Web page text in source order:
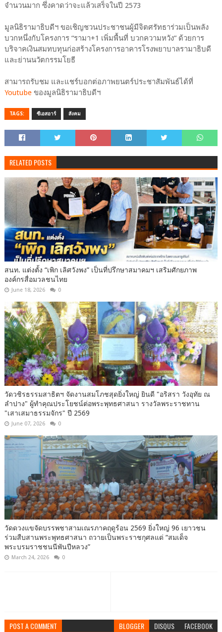
จำนวนมาก ซึ่งคาดว่าจะแล้วเสร็จในปี 2573
มูลนิธิรามาธิบดีฯ ขอเชิญชวนประชาชนผู้มีจิตศรัทธาร่วมเป็นพลัง
บวกหนึ่งกับโครงการ “รามา+1 เพิ่มพื้นที่ บวกความหวัง” ด้วยการ
บริจาคเงินสมทบทุนก่อสร้างโครงการอาคารโรงพยาบาลรามาธิบดี
และย่านนวัตกรรมโยธี
สามารถรับชม และแชร์บอกต่อภาพยนตร์ประชาสัมพันธ์ได้ที่
Youtubeของมูลนิธิรามาธิบดีฯ
TAGS: ซีเอสอาร์ สังคม
RELATED POSTS
สนท. แต่งตั้ง “เพิก เลิศวังพง” เป็นที่ปรึกษาสมาคมฯ เสริมศักยภาพ
องค์กรสื่อมวลชนไทย
June 18, 2026 0
วัดวชิรธรรมสาธิตฯ จัดงานสมโภชสุดยิ่งใหญ่ ยินดี "อริสรา วังอุทัย ณ
ลำปาง" ผู้ทำคุณประโยชน์ต่อพระพุทธศาสนา รางวัลพระราชทาน
"เสาเสมาธรรมจักร" ปี 2569
June 07, 2026 0
วัดดวงแขจัดบรรพชาสามเณรภาคฤดูร้อน 2569 ยิ่งใหญ่ 96 เยาวชน
ร่วมสืบสานพระพุทธศาสนา ถวายเป็นพระราชกุศลแด่ “สมเด็จ
พระบรมราชชนนีพันปีหลวง”
March 24, 2026 0
POST A COMMENT BLOGGER DISQUS FACEBOOK